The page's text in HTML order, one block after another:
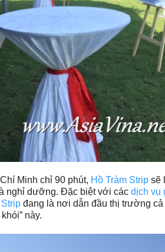
Minh chỉ 90 phút, Hồ Tràm Strip sẽ
nghỉ dưỡng. Đặc biệt với các dịch vụ
Strip đang là nơi dẫn đầu thị trường
này.